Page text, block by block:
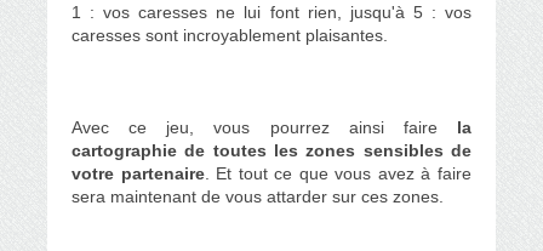
1 : vos caresses ne lui font rien, jusqu'à 5 : vos
caresses sont incroyablement plaisantes.
Avec ce jeu, vous pourrez ainsi faire la
cartographie de toutes les zones sensibles de
votre partenaire. Et tout ce que vous avez à faire
sera maintenant de vous attarder sur ces zones.